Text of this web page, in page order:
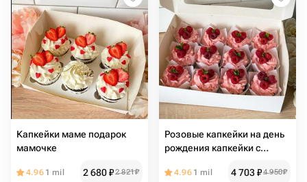
Капкейки маме подарок
мамочке
4.96 1 mil 2 680₽2 821₽
Розовые капкейки на день
рождения капкейки с
4.96 1 mil 4 703₽4 950₽